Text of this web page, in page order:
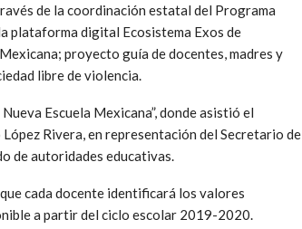
de la coordinación estatal del Programa
plataforma digital Ecosistema Exos de
proyecto guía de docentes, madres y
libre de violencia.
Escuela Mexicana”, donde asistió el
Rivera, en representación del Secretario de
de autoridades educativas.
cada docente identificará los valores
a partir del ciclo escolar 2019-2020.